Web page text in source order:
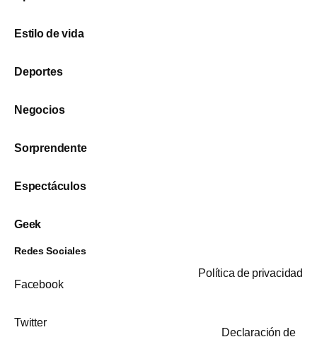
Estilo de vida
Deportes
Negocios
Sorprendente
Espectáculos
Geek
Redes Sociales
Facebook
Twitter
Política de privacidad
Declaración de